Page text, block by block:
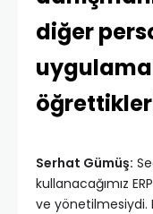
diğer
Serhat Gümüş:
kullanacağımız
ve yönetilmesiydi.